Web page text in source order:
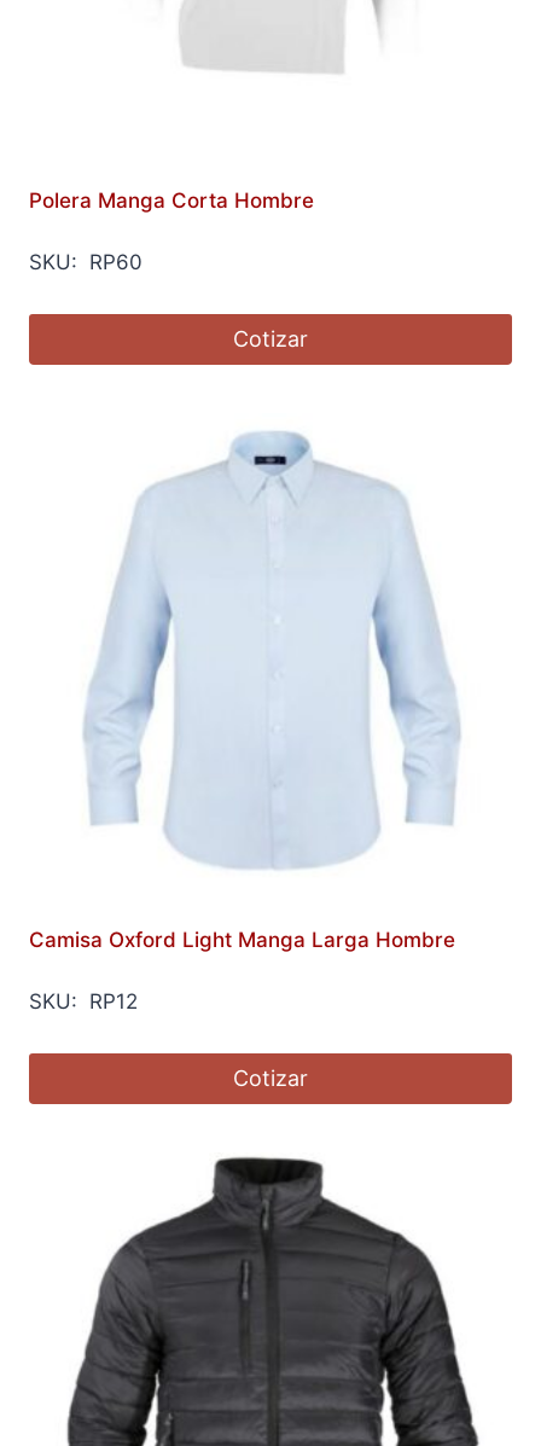
Polera Manga Corta Hombre
SKU: RP60
Cotizar
Camisa Oxford Light Manga Larga Hombre
SKU: RP12
Cotizar